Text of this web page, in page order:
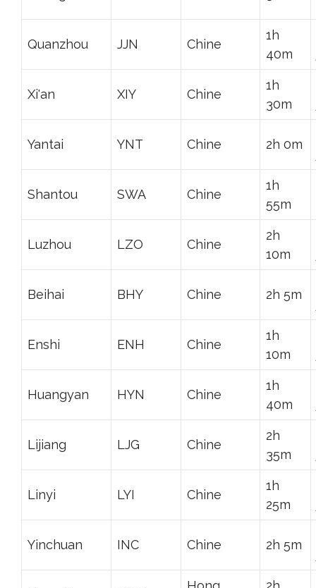
Quanzhou JJN Chine
1h
40m
Xi'an XIY Chine
1h
30m
Yantai YNT Chine 2h 0m
Shantou SWA Chine
1h
55m
Luzhou LZO Chine
2h
10m
Beihai BHY Chine 2h 5m
Enshi ENH Chine
1h
10m
Huangyan HYN Chine
1h
40m
Lijiang LJG Chine
2h
35m
Linyi LYI Chine
1h
25m
Yinchuan INC Chine 2h 5m